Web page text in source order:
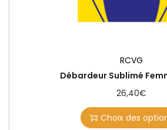
RCVG
Débardeur Sublimé
26,40€
Choix des